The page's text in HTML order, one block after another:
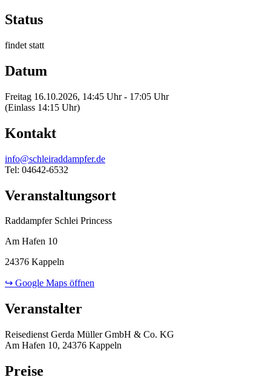
Status
findet statt
Datum
Freitag 16.10.2026, 14:45 Uhr - 17:05 Uhr
(Einlass 14:15 Uhr)
Kontakt
info@schleiraddampfer.de
Tel: 04642-6532
Veranstaltungsort
Raddampfer Schlei Princess
Am Hafen 10
24376 Kappeln
↪ Google Maps öffnen
Veranstalter
Reisedienst Gerda Müller GmbH & Co. KG
Am Hafen 10, 24376 Kappeln
Preise